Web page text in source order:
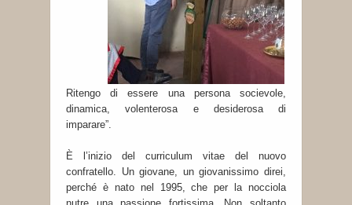
Ritengo di essere una persona socievole,
dinamica, volenterosa e desiderosa di
imparare”.
È l’inizio del curriculum vitae del nuovo
confratello. Un giovane, un giovanissimo direi,
perché è nato nel 1995, che per la nocciola